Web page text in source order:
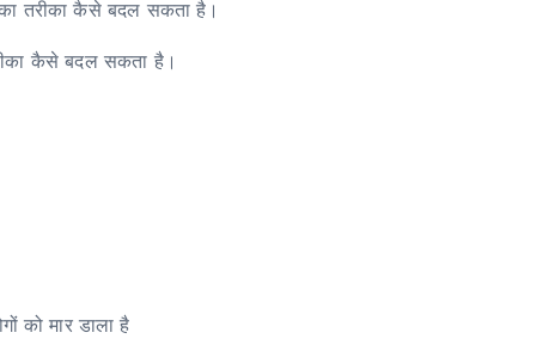
तरीका कैसे बदल सकता है।
कैसे बदल सकता है।
को मार डाला है